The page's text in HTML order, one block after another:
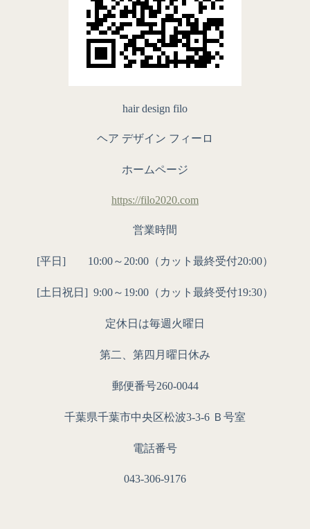
hair design filo
ヘア デザイン フィーロ
ホームページ
https://filo2020.com
営業時間
[平日] 10:00～20:00（カット最終受付20:00）
[土日祝日] 9:00～19:00（カット最終受付19:30）
定休日は毎週火曜日
第二、第四月曜日休み
郵便番号260-0044
千葉県千葉市中央区松波3-3-6 Ｂ号室
電話番号
043-306-9176